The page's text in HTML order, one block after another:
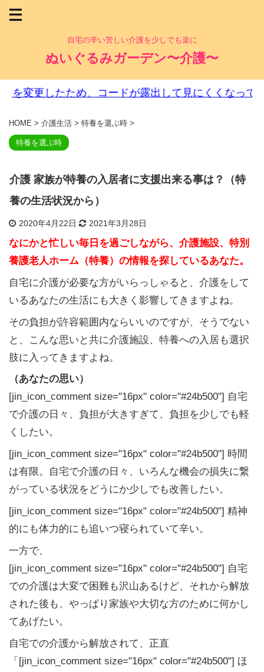
自宅の辛い苦しい介護を少しでも楽に
ぬいぐるみガーデン〜介護〜
更したため、コードが露出して見にくくなっていま
HOME > 介護生活 > 特養を選ぶ時 >
特養を選ぶ時
介護 家族が特養の入居者に支援出来る事は？（特
養の生活状況から）
2020年4月22日 2021年3月28日
なにかと忙しい毎日を過ごしながら、介護施設、特別
養護老人ホーム（特養）の情報を探しているあなた。
自宅に介護が必要な方がいらっしゃると、介護をして
いるあなたの生活にも大きく影響してきますよね。
その負担が許容範囲内ならいいのですが、そうでない
と、こんな思いと共に介護施設、特養への入居も選択
肢に入ってきますよね。
（あなたの思い）
[jin_icon_comment size="16px" color="#24b500"] 自宅
で介護の日々、負担が大きすぎて、負担を少しでも軽
くしたい。
[jin_icon_comment size="16px" color="#24b500"] 時間
は有限。自宅で介護の日々、いろんな機会の損失に繋
がっている状況をどうにか少しでも改善したい。
[jin_icon_comment size="16px" color="#24b500"] 精神
的にも体力的にも追いつ寝られていて辛い。
一方で、
[jin_icon_comment size="16px" color="#24b500"] 自宅
での介護は大変で困難も沢山あるけど、それから解放
された後も、やっぱり家族や大切な方のために何かし
てあげたい。
自宅での介護から解放されて、正直
「[jin_icon_comment size="16px" color="#24b500"] ほ